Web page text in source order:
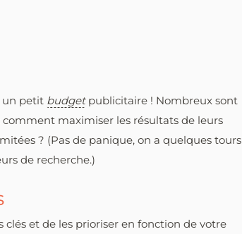
un petit budgetpublicitaire ! Nombreux sont
maximiser les résultats de leurs
? (Pas de panique, on a quelques tours
de recherche.)
et de les prioriser en fonction de votre